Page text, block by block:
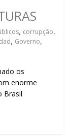
, corrupção,
, Governo,
os
enorme
Brasil